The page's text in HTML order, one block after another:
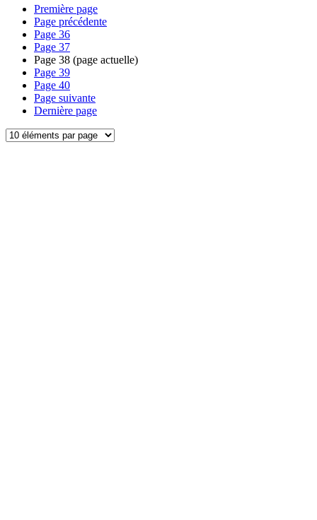
Première page
Page précédente
Page 36
Page 37
Page 38 (page actuelle)
Page 39
Page 40
Page suivante
Dernière page